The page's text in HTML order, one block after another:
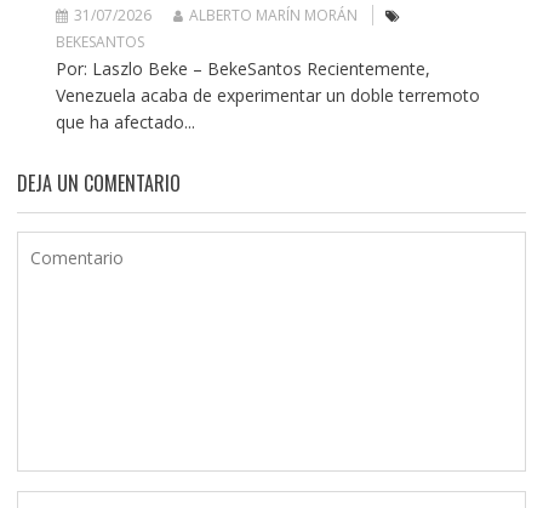
31/07/2026
ALBERTO MARÍN MORÁN
BEKESANTOS
Por: Laszlo Beke – BekeSantos Recientemente,
Venezuela acaba de experimentar un doble terremoto
que ha afectado...
DEJA UN COMENTARIO